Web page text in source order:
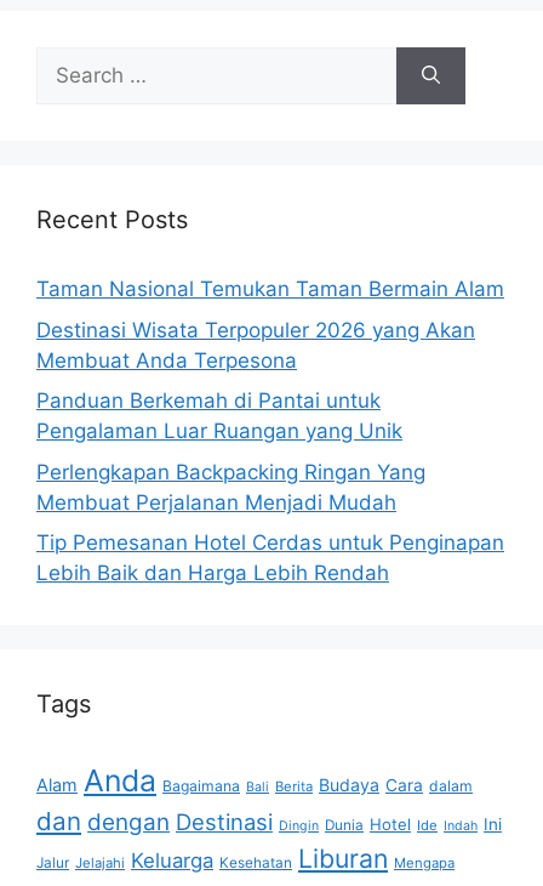
Search
for:
Recent Posts
Taman Nasional Temukan Taman Bermain Alam
Destinasi Wisata Terpopuler 2026 yang Akan
Membuat Anda Terpesona
Panduan Berkemah di Pantai untuk
Pengalaman Luar Ruangan yang Unik
Perlengkapan Backpacking Ringan Yang
Membuat Perjalanan Menjadi Mudah
Tip Pemesanan Hotel Cerdas untuk Penginapan
Lebih Baik dan Harga Lebih Rendah
Tags
Alam Anda Bagaimana Bali Berita Budaya Cara dalam
dan dengan Destinasi Dingin Dunia Hotel Ide Indah Ini
Jalur Jelajahi Keluarga Kesehatan Liburan Mengapa